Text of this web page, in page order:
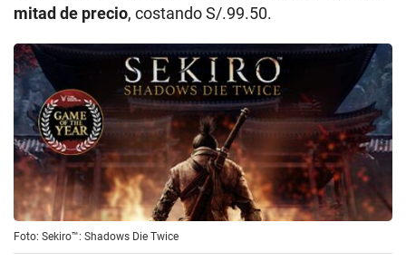
mitad de precio, costando S/.99.50.
Foto: Sekiro™: Shadows Die Twice